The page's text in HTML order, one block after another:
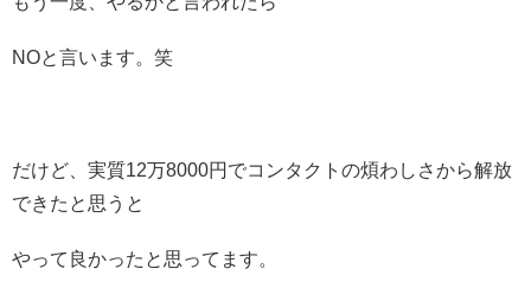
NOと言います。笑
だけど、実質12万8000円でコンタクトの煩わしさから解放
できたと思うと
やって良かったと思ってます。